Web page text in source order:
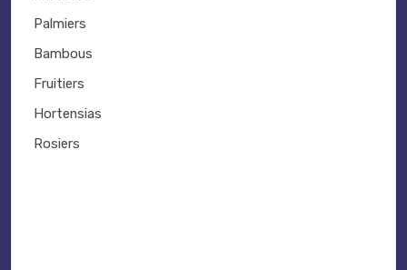
Palmiers
Bambous
Fruitiers
Hortensias
Rosiers